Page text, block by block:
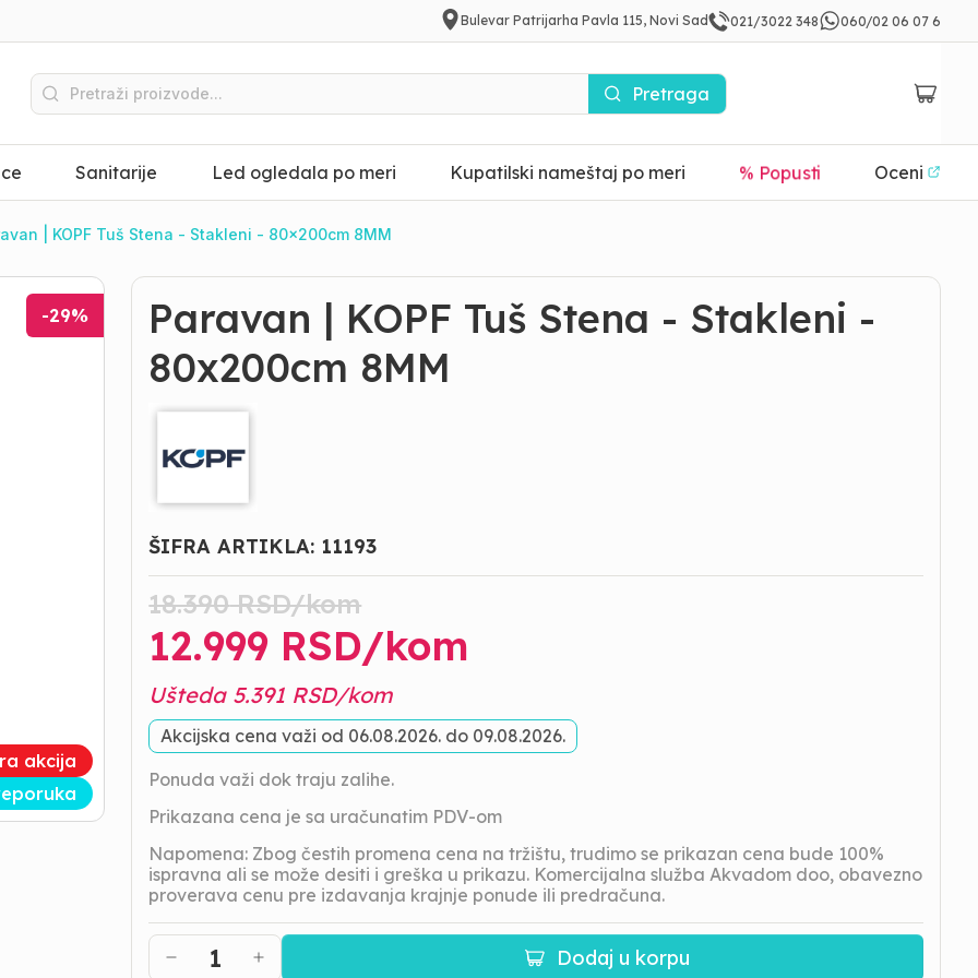
Bulevar Patrijarha Pavla 115, Novi Sad 021/3022 348 060/02 06 07 6
Pretraga
Sanitarije Led ogledala po meri Kupatilski nameštaj po meri % Popusti Oceni
| KOPF Tuš Stena - Stakleni - 80x200cm 8MM
-29%
akcija
Paravan | KOPF Tuš Stena - Stakleni -
80x200cm 8MM
ŠIFRA ARTIKLA: 11193
18.390RSD/kom
12.999 RSD/kom
Ušteda 5.391 RSD/kom
Akcijska cena važi od 06.08.2026. do 09.08.2026.
Ponuda važi dok traju zalihe.
Prikazana cena je sa uračunatim PDV-om
Napomena: Zbog čestih promena cena na tržištu, trudimo se prikazan cena bude 100%
ispravna ali se može desiti i greška u prikazu. Komercijalna služba Akvadom doo, obavezno
proverava cenu pre izdavanja krajnje ponude ili predračuna.
1 Dodaj u korpu